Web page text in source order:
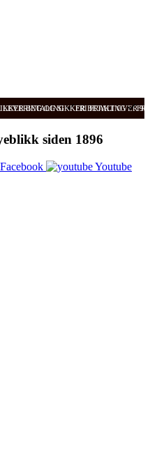
BETALING FRI FRAKT OVER
LEVERING OG SIKKER BETALING
siden 1896
Facebook
Youtube